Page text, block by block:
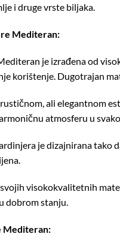
i druge vrste biljaka.
Mediteran:
je izrađena od
korištenje. Dugotrajan
rustičnom, ali elegantnom
atmosferu u
je dizajnirana tako
visokokvalitetnih
dobrom stanju.
Mediteran: